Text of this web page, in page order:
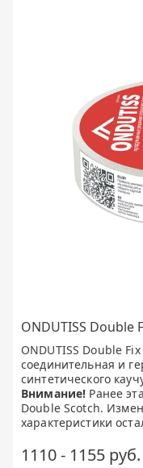
ONDUTISS Double
ONDUTISS Double
соединительная и
синтетического
Внимание! Ранее
Double Scotch.
характеристики
1110 - 1155 руб.